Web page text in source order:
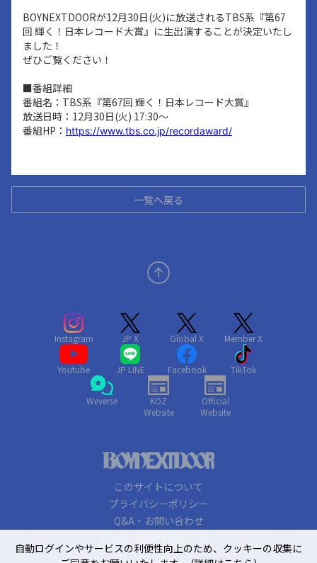
BOYNEXTDOORが12月30日(火)に放送されるTBS系『第67
回 輝く！日本レコード大賞』に生出演することが決定いたし
ました！
ぜひご覧ください！
■番組詳細
番組名：TBS系『第67回 輝く！日本レコード大賞』
放送日時：12月30日(火) 17:30～
番組HP： https://www.tbs.co.jp/recordaward/
一覧へ戻る
Instagram JP X Global X Member X
Youtube JP LINE Facebook TikTok
Weverse
KOZ
Website
Official
Website
このサイトについて
プライバシーポリシー
Q&A・お問い合わせ
自動ログインやサービスの利便性向上のため、クッキーの収集に